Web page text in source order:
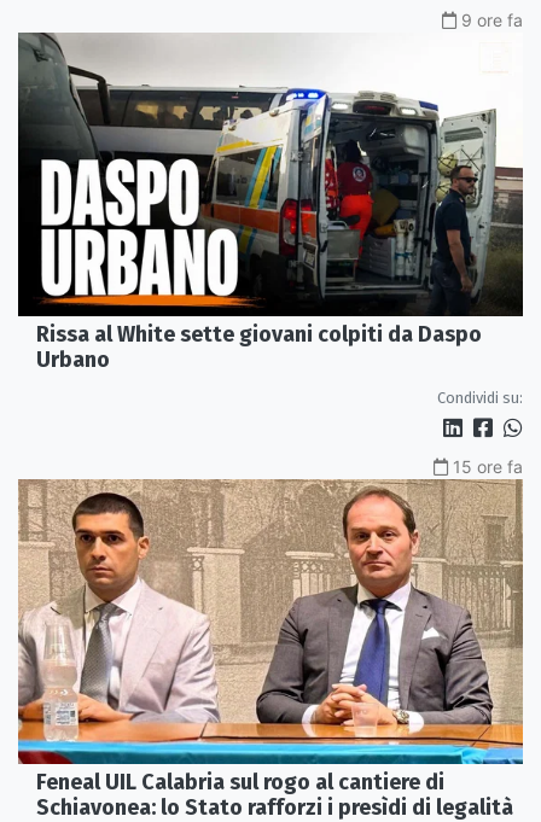
9 ore fa
Rissa al White sette giovani colpiti da Daspo
Urbano
Condividi su:
15 ore fa
Feneal UIL Calabria sul rogo al cantiere di
Schiavonea: lo Stato rafforzi i presìdi di legalità